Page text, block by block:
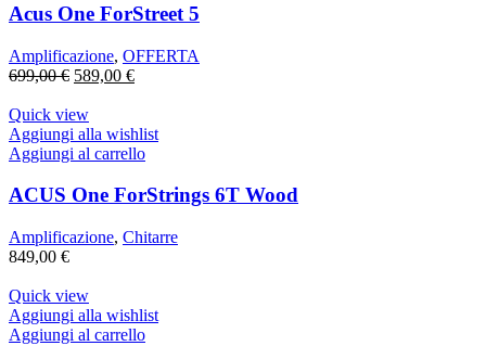
Acus One ForStreet 5
Amplificazione, OFFERTA
699,00€ Il
originale
era:
699,00 €.
589,00 €Il
è:
589,00 €.
Quick view
Aggiungi alla wishlist
Aggiungi al carrello
ACUS One ForStrings 6T Wood
Amplificazione, Chitarre
849,00 €
Quick view
Aggiungi alla wishlist
Aggiungi al carrello